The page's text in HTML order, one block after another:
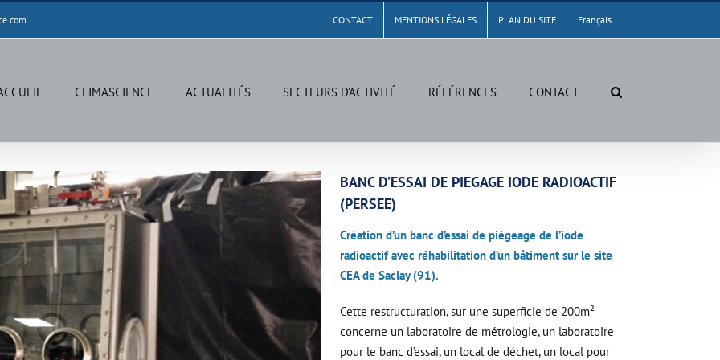
CONTACT MENTIONS LÉGALES PLAN DU SITE Français
CLIMASCIENCE ACTUALITÉS SECTEURS D’ACTIVITÉ RÉFÉRENCES CONTACT
BANC D’ESSAI DE PIEGAGE IODE RADIOACTIF
(PERSEE)
Création d’un banc d’essai de piégeage de l’iode
radioactif avec réhabilitation d’un bâtiment sur le site
CEA de Saclay (91).
Cette restructuration, sur une superficie de 200m²
concerne un laboratoire de métrologie, un laboratoire
pour le banc d’essai, un local de déchet, un local pour